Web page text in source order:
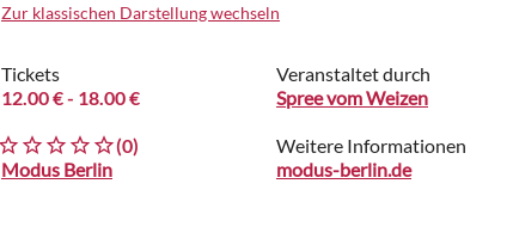
Zur klassischen Darstellung wechseln
Tickets
12.00 €- 18.00 €
(0)
Modus Berlin
Veranstaltet durch
Spree vom Weizen
Weitere Informationen
modus-berlin.de